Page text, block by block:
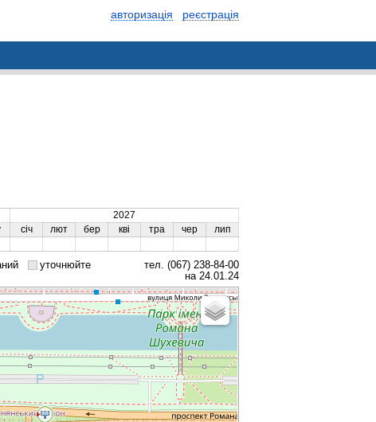
авторизація реєстрація
2027
січ лют бер кві тра чер лип
уточнюйте
тел. (067) 238-84-00
на 24.01.24